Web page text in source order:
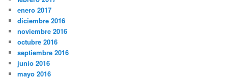
enero 2017
diciembre 2016
noviembre 2016
octubre 2016
septiembre 2016
junio 2016
mayo 2016